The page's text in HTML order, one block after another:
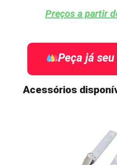
Preços a partir
Peça já
Acessórios